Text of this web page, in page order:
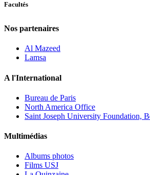
Facultés
Nos partenaires
Al Mazeed
Lamsa
A l'International
Bureau de Paris
North America Office
Saint Joseph University Foundation,
Multimédias
Albums photos
Films USJ